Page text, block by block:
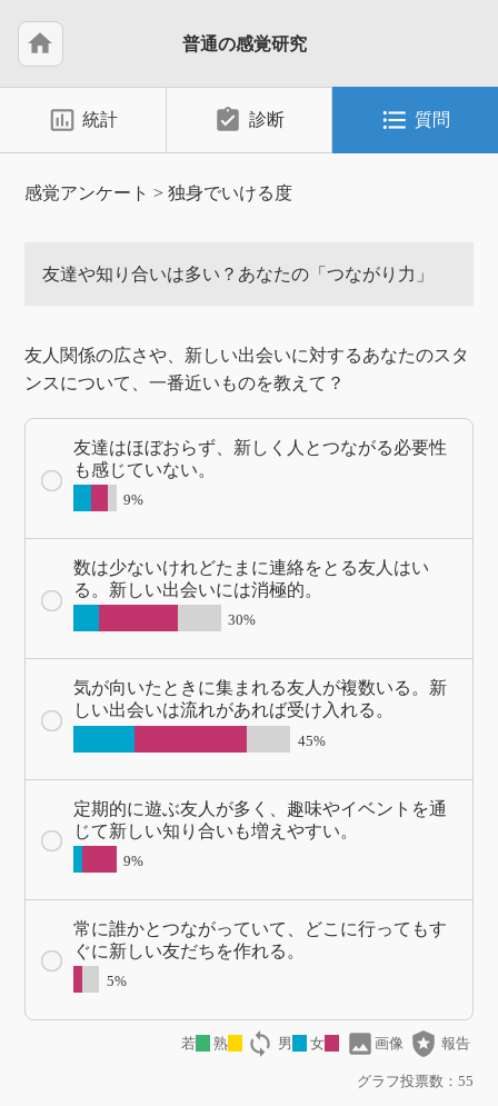
home 普通の感覚研究
insert_chart_outlined 統計 assignment_turned_in 診断 format_list_bulleted 質問
感覚アンケート >独身でいける度
友達や知り合いは多い？あなたの「つながり力」
友人関係の広さや、新しい出会いに対するあなたのスタ
ンスについて、一番近いものを教えて？
友達はほぼおらず、新しく人とつながる必要性
も感じていない。
9%
数は少ないけれどたまに連絡をとる友人はい
る。新しい出会いには消極的。
30%
気が向いたときに集まれる友人が複数いる。新
しい出会いは流れがあれば受け入れる。
45%
定期的に遊ぶ友人が多く、趣味やイベントを通
じて新しい知り合いも増えやすい。
9%
常に誰かとつながっていて、どこに行ってもす
ぐに新しい友だちを作れる。
5%
若 熟 loop 男 女 image 画像 local_police 報告
グラフ投票数：55